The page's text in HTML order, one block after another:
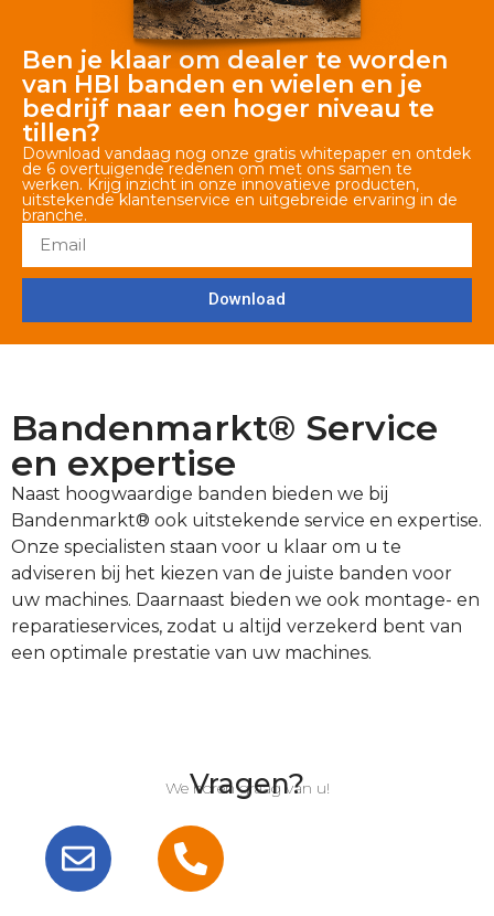
Ben je klaar om dealer te worden
van HBI banden en wielen en je
bedrijf naar een hoger niveau te
tillen?
Download vandaag nog onze gratis whitepaper en ontdek
de 6 overtuigende redenen om met ons samen te
werken. Krijg inzicht in onze innovatieve producten,
uitstekende klantenservice en uitgebreide ervaring in de
branche.
Download
Bandenmarkt® Service
en expertise
Naast hoogwaardige banden bieden we bij
Bandenmarkt® ook uitstekende service en expertise.
Onze specialisten staan voor u klaar om u te
adviseren bij het kiezen van de juiste banden voor
uw machines. Daarnaast bieden we ook montage- en
reparatieservices, zodat u altijd verzekerd bent van
een optimale prestatie van uw machines.
Vragen?
We horen graag van u!